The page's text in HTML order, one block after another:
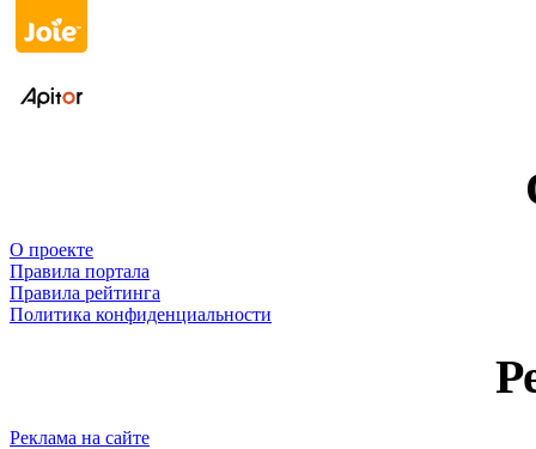
О проекте
Правила портала
Правила рейтинга
Политика конфиденциальности
Реклама на сайте